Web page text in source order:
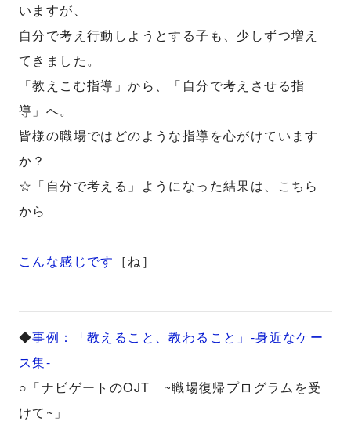
いますが、
自分で考え行動しようとする子も、少しずつ増え
てきました。
「教えこむ指導」から、「自分で考えさせる指
導」へ。
皆様の職場ではどのような指導を心がけています
か？
☆「自分で考える」ようになった結果は、こちら
から
こんな感じです ［ね］
◆事例：「教えること、教わること」-身近なケー
ス集-
○「ナビゲートのOJT ~職場復帰プログラムを受
けて~」